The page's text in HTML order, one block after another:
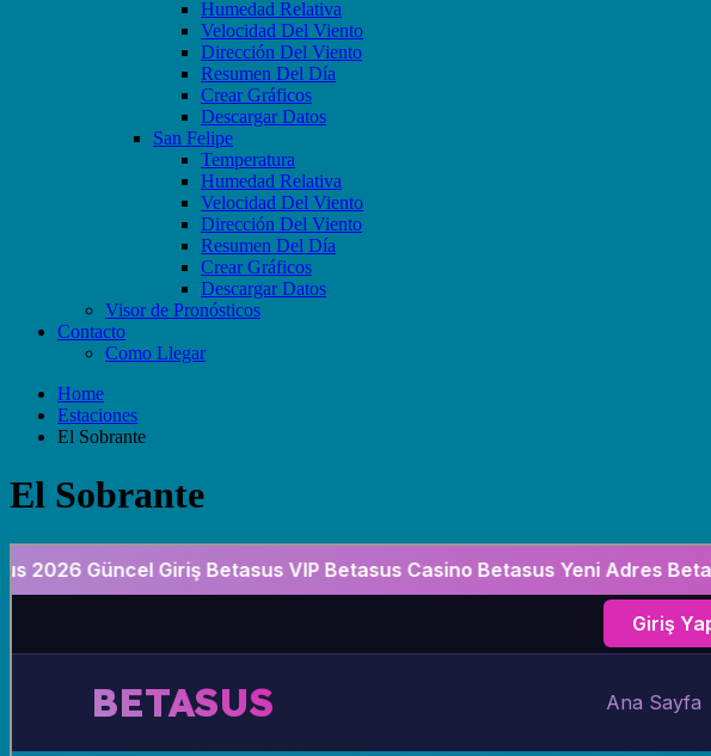
Humedad Relativa
Velocidad Del Viento
Dirección Del Viento
Resumen Del Día
Crear Gráficos
Descargar Datos
San Felipe
Temperatura
Humedad Relativa
Velocidad Del Viento
Dirección Del Viento
Resumen Del Día
Crear Gráficos
Descargar Datos
Visor de Pronósticos
Contacto
Como Llegar
Home
Estaciones
El Sobrante
El Sobrante